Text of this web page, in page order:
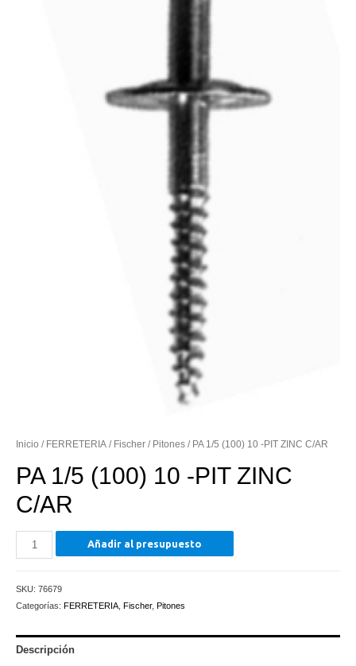
Inicio / FERRETERIA / Fischer / Pitones / PA 1/5 (100) 10 -PIT ZINC C/AR
PA 1/5 (100) 10 -PIT ZINC
C/AR
1/5
10
-
ZINC
Añadir al presupuesto
SKU: 76679
Categorías: FERRETERIA Fischer, Pitones
Descripción